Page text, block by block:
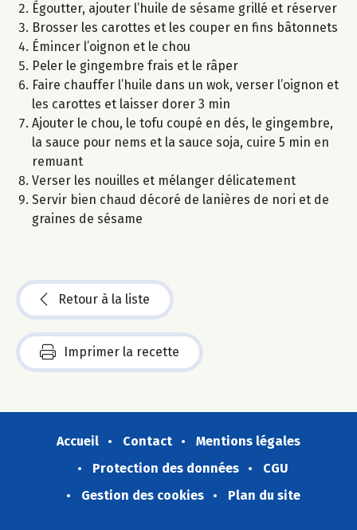
Égoutter, ajouter l’huile de sésame grillé et réserver
Brosser les carottes et les couper en fins bâtonnets
Émincer l’oignon et le chou
Peler le gingembre frais et le râper
Faire chauffer l’huile dans un wok, verser l’oignon et
les carottes et laisser dorer 3 min
Ajouter le chou, le tofu coupé en dés, le gingembre,
la sauce pour nems et la sauce soja, cuire 5 min en
remuant
Verser les nouilles et mélanger délicatement
Servir bien chaud décoré de lanières de nori et de
graines de sésame
Retour à la liste
Imprimer la recette
Accueil Contact
Mentions légales
Protection des données
CGU
Gestion des cookies
Plan du site